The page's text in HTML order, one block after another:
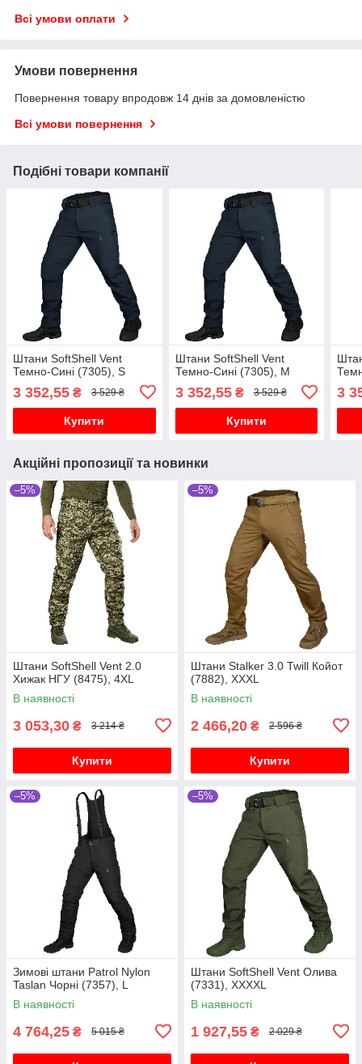
Всі умови оплати
Умови повернення
Повернення товару впродовж 14 днів за домовленістю
Всі умови повернення
Подібні товари компанії
Штани SoftShell Vent
Темно-Сині (7305), S
3 352,55 ₴ 3 529 ₴
Купити
Штани SoftShell Vent
Темно-Сині (7305), M
3 352,55₴ 3 529 ₴
Купити
3
Акційні пропозиції та новинки
–5%
Штани SoftShell Vent 2.0
Хижак НГУ (8475), 4XL
В наявності
3 053,30 ₴ 3 214 ₴
Купити
–5%
Штани Stalker 3.0 Twill Койот
(7882), XXXL
В наявності
2 466,20 ₴ 2 596 ₴
Купити
–5%
Зимові штани Patrol Nylon
Taslan Чорні (7357), L
В наявності
4 764,25 ₴ 5 015 ₴
–5%
Штани SoftShell Vent Олива
(7331), XXXXL
В наявності
1 927,55 ₴ 2 029 ₴